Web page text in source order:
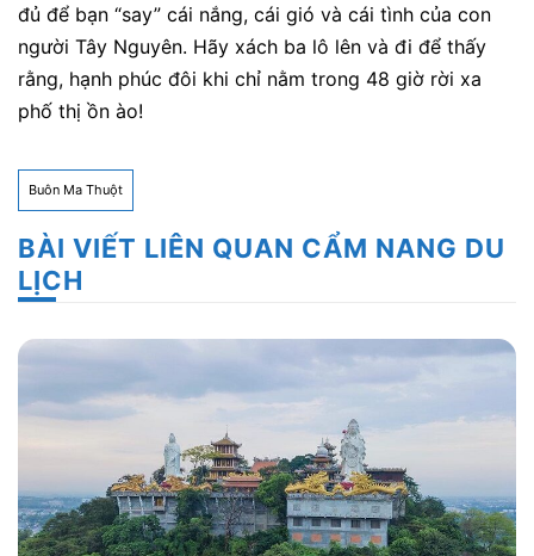
đủ để bạn “say” cái nắng, cái gió và cái tình của con
người Tây Nguyên. Hãy xách ba lô lên và đi để thấy
rằng, hạnh phúc đôi khi chỉ nằm trong 48 giờ rời xa
phố thị ồn ào!
Buôn Ma Thuột
BÀI VIẾT LIÊN QUAN CẨM NANG DU
LỊCH